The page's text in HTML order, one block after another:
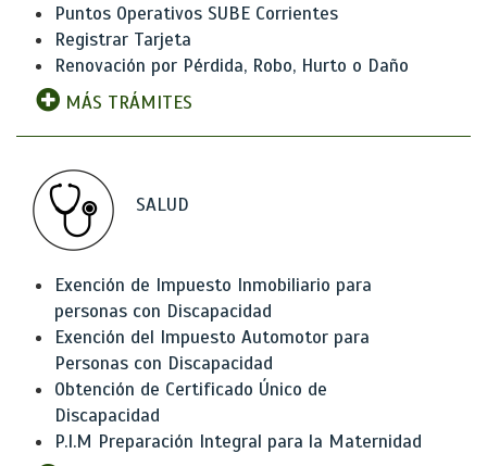
Puntos Operativos SUBE Corrientes
Registrar Tarjeta
Renovación por Pérdida, Robo, Hurto o Daño
MÁS TRÁMITES
SALUD
Exención de Impuesto Inmobiliario para
personas con Discapacidad
Exención del Impuesto Automotor para
Personas con Discapacidad
Obtención de Certificado Único de
Discapacidad
P.I.M Preparación Integral para la Maternidad